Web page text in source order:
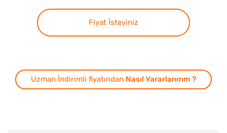
Fiyat İsteyiniz
Uzman İndirimli fiyatından Nasıl Yararlanırım ?